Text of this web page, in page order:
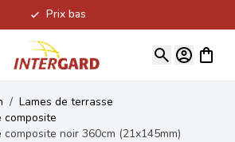
Prix bas
Voir
/ Lames de terrasse
composite
noir 360cm (21x145mm)